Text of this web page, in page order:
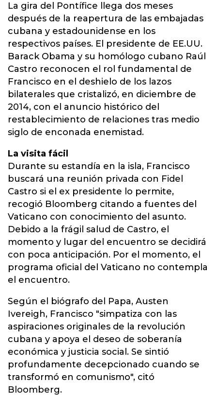
La gira del Pontífice llega dos meses
después de la reapertura de las embajadas
cubana y estadounidense en los
respectivos países. El presidente de EE.UU.
Barack Obama y su homólogo cubano Raúl
Castro reconocen el rol fundamental de
Francisco en el deshielo de los lazos
bilaterales que cristalizó, en diciembre de
2014, con el anuncio histórico del
restablecimiento de relaciones tras medio
siglo de enconada enemistad.
La visita fácil
Durante su estandía en la isla, Francisco
buscará una reunión privada con Fidel
Castro si el ex presidente lo permite,
recogió Bloomberg citando a fuentes del
Vaticano con conocimiento del asunto.
Debido a la frágil salud de Castro, el
momento y lugar del encuentro se decidirá
con poca anticipación. Por el momento, el
programa oficial del Vaticano no contempla
el encuentro.
Según el biógrafo del Papa, Austen
Ivereigh, Francisco "simpatiza con las
aspiraciones originales de la revolución
cubana y apoya el deseo de soberanía
económica y justicia social. Se sintió
profundamente decepcionado cuando se
transformó en comunismo", citó
Bloomberg.